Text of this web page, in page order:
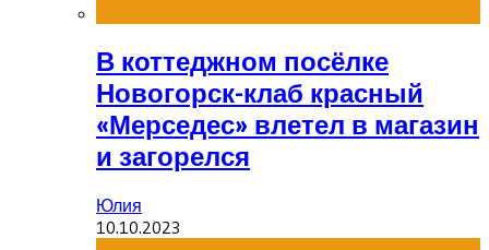
В коттеджном посёлке
Новогорск-клаб красный
«Мерседес» влетел в магазин
и загорелся
Юлия
10.10.2023